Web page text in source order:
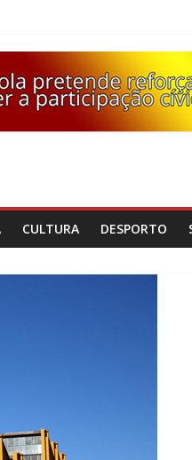
CULTURA DESPORTO